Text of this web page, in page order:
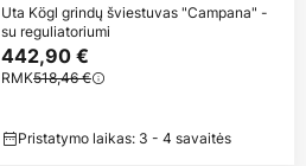
Uta Kögl grindų šviestuvas "Campana" -
su reguliatoriumi
442,90 €
RMK518,46 €
Pristatymo laikas: 3 - 4 savaitės